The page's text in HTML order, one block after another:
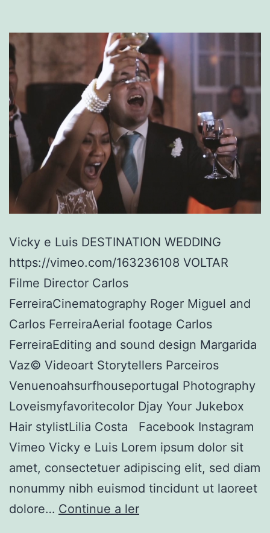
Vicky e Luis DESTINATION WEDDING
https://vimeo.com/163236108 VOLTAR
Filme Director Carlos
FerreiraCinematography Roger Miguel and
Carlos FerreiraAerial footage Carlos
FerreiraEditing and sound design Margarida
Vaz© Videoart Storytellers Parceiros
Venuenoahsurfhouseportugal Photography
Loveismyfavoritecolor Djay Your Jukebox
Hair stylistLilia Costa Facebook Instagram
Vimeo Vicky e Luis Lorem ipsum dolor sit
amet, consectetuer adipiscing elit, sed diam
nonummy nibh euismod tincidunt ut laoreet
dolore… Continue a lerVicky